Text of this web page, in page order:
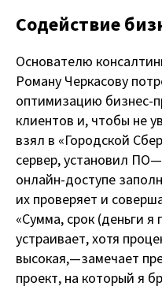
Содействие
Основателю
Роману Черкасову
оптимизацию бизнес-
клиентов и, чтобы не
взял в «Городской
сервер, установил ПО
онлайн-доступе
их проверяет и
«Сумма, срок (деньги
устраивает, хотя
высокая, — замечает
проект, на который я